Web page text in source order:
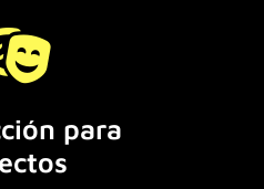
para